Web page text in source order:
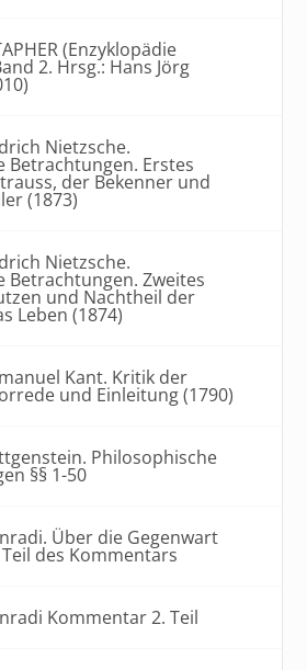
(Enzyklopädie
2. Hrsg.: Hans Jörg
Nietzsche.
Betrachtungen. Erstes
der Bekenner und
(1873)
Nietzsche.
Betrachtungen. Zweites
und Nachtheil der
Leben (1874)
Kant. Kritik der
und Einleitung (1790)
Philosophische
§§ 1-50
Über die Gegenwart
des Kommentars
Kommentar 2. Teil